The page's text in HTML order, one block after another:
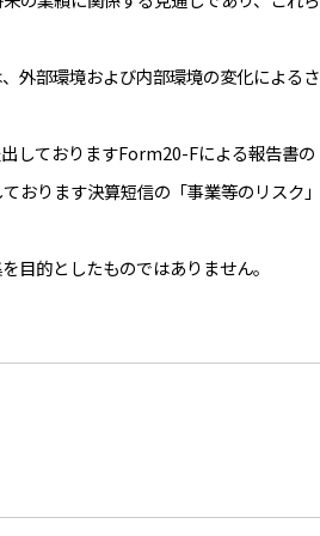
外部環境および内部環境の変化によるさ
しておりますForm20-Fによる報告書の
おります決算短信の「事業等のリスク」
目的としたものではありません。